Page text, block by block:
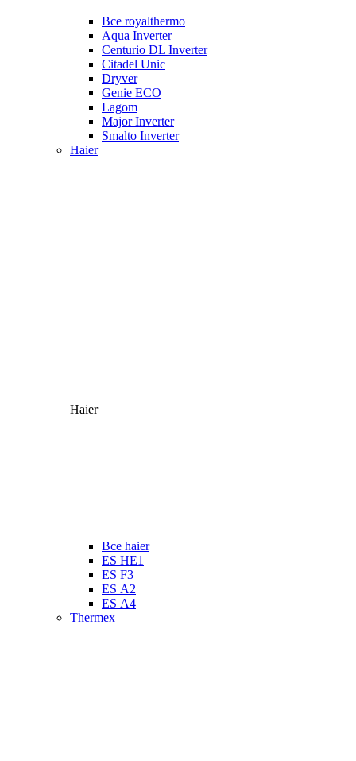
Все royalthermo
Aqua Inverter
Centurio DL Inverter
Citadel Unic
Dryver
Genie ECO
Lagom
Major Inverter
Smalto Inverter
Haier
Haier
Все haier
ES HE1
ES F3
ES А2
ES А4
Thermex